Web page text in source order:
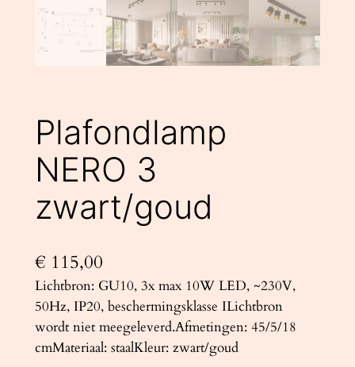
Plafondlamp
NERO 3
zwart/goud
€ 115,00
Lichtbron: GU10, 3x max 10W LED, ~230V,
50Hz, IP20, beschermingsklasse ILichtbron
wordt niet meegeleverd.Afmetingen: 45/5/18
cmMateriaal: staalKleur: zwart/goud